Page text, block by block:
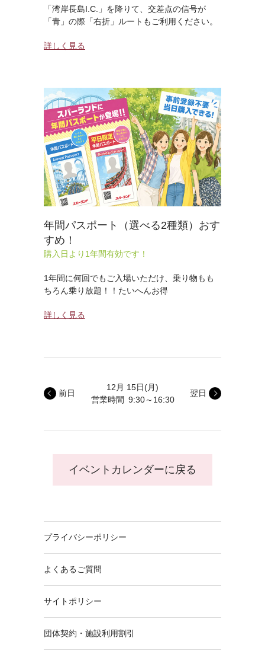
「湾岸長島I.C.」を降りて、交差点の信号が
「青」の際「右折」ルートもご利用ください。
詳しく見る
年間パスポート（選べる2種類）おす
すめ！
購入日より1年間有効です！
1年間に何回でもご入場いただけ、乗り物もも
ちろん乗り放題！！たいへんお得
詳しく見る
12月 15日(月)
営業時間 9:30～16:30
前日 翌日
イベントカレンダーに戻る
プライバシーポリシー
よくあるご質問
サイトポリシー
団体契約・施設利用割引